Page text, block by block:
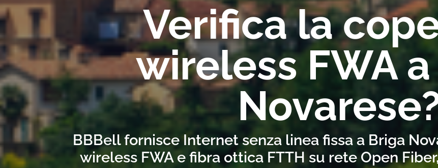
Verifica la
wireless FWA
BBBell fornisce Internet senza linea fissa a Briga
wireless FWA e fibra ottica FTTH su rete Open